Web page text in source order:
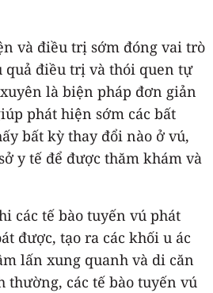
và điều trị sớm đóng vai trò
quả điều trị và thói quen tự
là biện pháp đơn giản
phát hiện sớm các bất
bất kỳ thay đổi nào ở vú,
y tế để được thăm khám và
các tế bào tuyến vú phát
được, tạo ra các khối u ác
lấn xung quanh và di căn
thường, các tế bào tuyến vú